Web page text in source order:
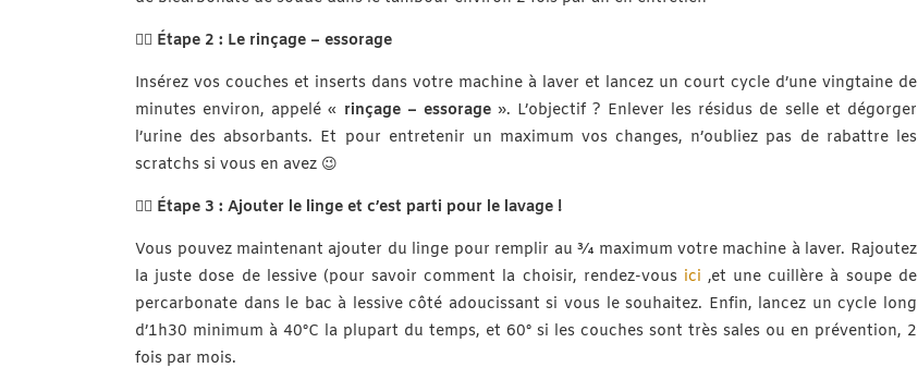
👉🏻 Étape 2 : Le rinçage – essorage
Insérez vos couches et inserts dans votre machine à laver et lancez un court cycle d’une vingtaine de
minutes environ, appelé « rinçage – essorage». L’objectif ? Enlever les résidus de selle et dégorger
l’urine des absorbants. Et pour entretenir un maximum vos changes, n’oubliez pas de rabattre les
scratchs si vous en avez 😉
👉🏻 Étape 3 : Ajouter le linge et c’est parti pour le lavage !
Vous pouvez maintenant ajouter du linge pour remplir au ¾ maximum votre machine à laver. Rajoutez
la juste dose de lessive (pour savoir comment la choisir, rendez-vous ici ,et une cuillère à soupe de
percarbonate dans le bac à lessive côté adoucissant si vous le souhaitez. Enfin, lancez un cycle long
d’1h30 minimum à 40°C la plupart du temps, et 60° si les couches sont très sales ou en prévention, 2
fois par mois.